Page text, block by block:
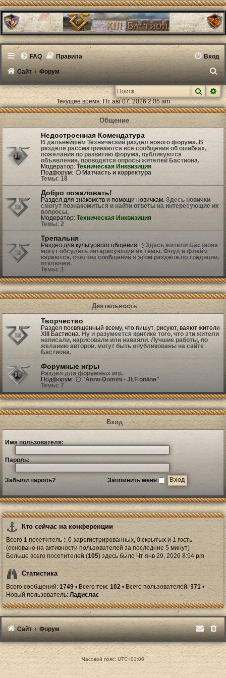
FAQ Правила Вход
Сайт Форум П
о
и
с
Поиск
Текущее время: Пт авг 07, 2026 2:05 am
Общение
Недостроенная Комендатура
В дальнейшем Технический раздел нового форума. В
разделе рассматриваются все сообщения об ошибках,
пожелания по развитию форума, публикуются
объявления, проводятся опросы жителей Бастиона.
Модератор: Техническая Инквизиция
Подфорум:
Матчасть и корректура
Темы: 18
Добро пожаловать!
Раздел для знакомств и помощи новичкам. Здесь новички
смогут познакомиться и найти ответы на интересующие их
вопросы.
Модератор: Техническая Инквизиция
Темы: 2
Трепальня
Раздел для культурного общения. :) Здесь жители Бастиона
могут обсудить интересующие их темы. Флуд и флейм
караются, счетчик сообщений в этом разделе,по традиции,
отключен.
Темы: 1
Деятельность
Творчество
Раздел посвященный всему, что пишут, рисуют, ваяют жители
XIII Бастиона.
Ну и разумеется критике того, что эти жители
написали, нарисовали или наваяли. Лучшие работы, по
желанию авторов, могут быть опубликованы на сайте
Бастиона.
Форумные игры
Раздел для форумных игр.
Подфорум:
"Anno Domini - JLF online"
Темы: 7
Вход
Имя пользователя:
Пароль:
Забыли пароль? Запомнить меня
Кто сейчас на конференции
Всего 1 посетитель :: 0 зарегистрированных, 0 скрытых и 1 гость
(основано на активности пользователей за последние 5 минут)
Больше всего посетителей (105) здесь было Чт янв 29, 2026 8:54 pm
Статистика
Всего сообщений: 1749• Всего тем: 102 • Всего пользователей:371•
Новый пользователь: Ладислас
Сайт Форум
Часовой пояс: UTC+03:00